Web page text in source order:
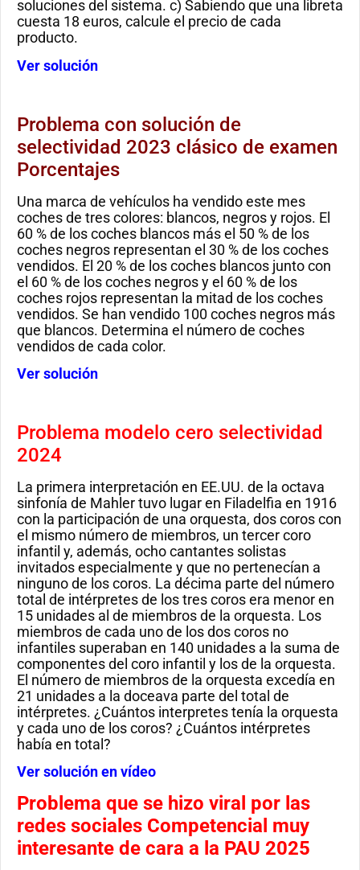
soluciones del sistema. c) Sabiendo que una libreta
cuesta 18 euros, calcule el precio de cada
producto.
Ver solución
Problema con solución de
selectividad 2023 clásico de examen
Porcentajes
Una marca de vehículos ha vendido este mes
coches de tres colores: blancos, negros y rojos. El
60 % de los coches blancos más el 50 % de los
coches negros representan el 30 % de los coches
vendidos. El 20 % de los coches blancos junto con
el 60 % de los coches negros y el 60 % de los
coches rojos representan la mitad de los coches
vendidos. Se han vendido 100 coches negros más
que blancos. Determina el número de coches
vendidos de cada color.
Ver solución
Problema modelo cero selectividad
2024
La primera interpretación en EE.UU. de la octava
sinfonía de Mahler tuvo lugar en Filadelfia en 1916
con la participación de una orquesta, dos coros con
el mismo número de miembros, un tercer coro
infantil y, además, ocho cantantes solistas
invitados especialmente y que no pertenecían a
ninguno de los coros. La décima parte del número
total de intérpretes de los tres coros era menor en
15 unidades al de miembros de la orquesta. Los
miembros de cada uno de los dos coros no
infantiles superaban en 140 unidades a la suma de
componentes del coro infantil y los de la orquesta.
El número de miembros de la orquesta excedía en
21 unidades a la doceava parte del total de
intérpretes. ¿Cuántos interpretes tenía la orquesta
y cada uno de los coros? ¿Cuántos intérpretes
había en total?
Ver solución en vídeo
Problema que se hizo viral por las
redes sociales Competencial muy
interesante de cara a la PAU 2025